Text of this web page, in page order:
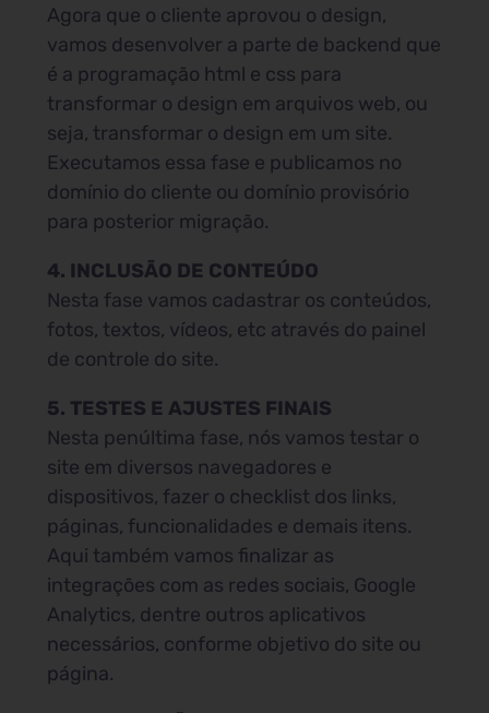
Agora que o cliente aprovou o design,
vamos desenvolver a parte de backend que
é a programação html e css para
transformar o design em arquivos web, ou
seja, transformar o design em um site.
Executamos essa fase e publicamos no
domínio do cliente ou domínio provisório
para posterior migração.
4. INCLUSÃO DE CONTEÚDO
Nesta fase vamos cadastrar os conteúdos,
fotos, textos, vídeos, etc através do painel
de controle do site.
5. TESTES E AJUSTES FINAIS
Nesta penúltima fase, nós vamos testar o
site em diversos navegadores e
dispositivos, fazer o checklist dos links,
páginas, funcionalidades e demais itens.
Aqui também vamos finalizar as
integrações com as redes sociais, Google
Analytics, dentre outros aplicativos
necessários, conforme objetivo do site ou
página.